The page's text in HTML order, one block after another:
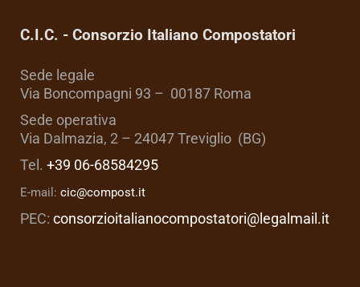
C.I.C. - Consorzio Italiano Compostatori
Sede legale
Via Boncompagni 93 – 00187 Roma
Sede operativa
Via Dalmazia, 2 – 24047 Treviglio (BG)
Tel. +39 06-68584295
E-mail: cic@compost.it
PEC: consorzioitalianocompostatori@legalmail.it